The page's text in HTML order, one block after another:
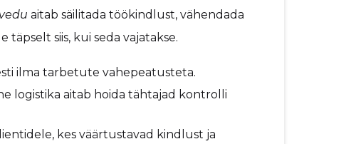
aitab säilitada töökindlust, vähendada
siis, kui seda vajatakse.
ilma tarbetute vahepeatusteta.
logistika aitab hoida tähtajad kontrolli
kes väärtustavad kindlust ja